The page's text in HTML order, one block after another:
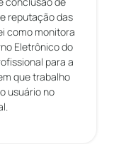
reputação das
como monitora
Eletrônico do
para a
que trabalho
usuário no